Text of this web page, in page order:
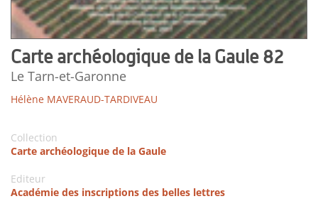
Carte archéologique de la Gaule 82
Le Tarn-et-Garonne
Hélène MAVERAUD-TARDIVEAU
Collection
Carte archéologique de la Gaule
Editeur
Académie des inscriptions des belles lettres